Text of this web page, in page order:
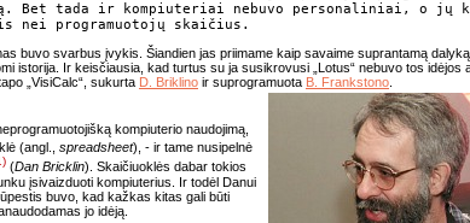
Bet tada ir kompiuteriai nebuvo personaliniai, o jų
nei programuotojų skaičius.
buvo svarbus įvykis. Šiandien jas priimame kaip savaime suprantamą
istorija. Ir keisčiausia, kad turtus su ja susikrovusi „Lotus“ nebuvo tos idėjos
„VisiCalc“, sukurta D. Briklino ir suprogramuota B. Frankstono
kompiuterio naudojimą,
(angl., spreadsheet), - ir tame nusipelnė
(Dan Bricklin). Skaičiuoklės dabar tokios
įsivaizduoti kompiuterius. Ir todėl Danui
buvo, kad kažkas kitas gali būti
jo idėją.